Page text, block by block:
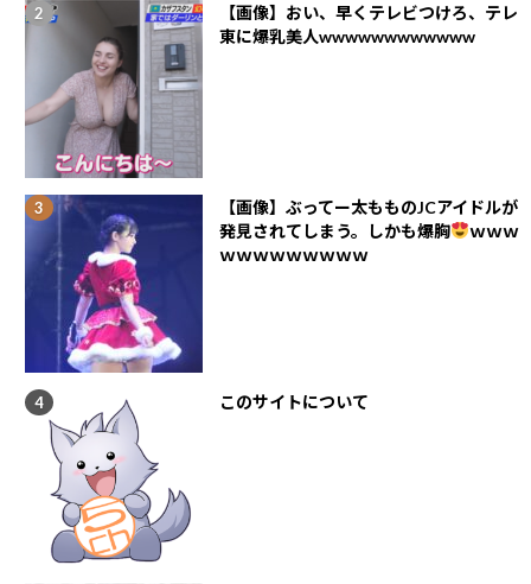
【画像】おい、早くテレビつけろ、テレ
東に爆乳美人wwwwwwwwwwww
【画像】ぶってー太もものJCアイドルが
発見されてしまう。しかも爆胸
ｗｗｗ
ｗｗｗｗｗｗｗｗｗ
このサイトについて